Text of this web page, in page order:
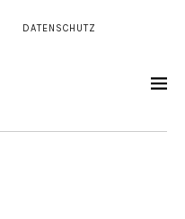
DATENSCHUTZ